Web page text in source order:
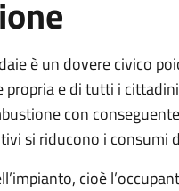
è un dovere civico
propria e di tutti i
con
si riducono i consumi
cioè